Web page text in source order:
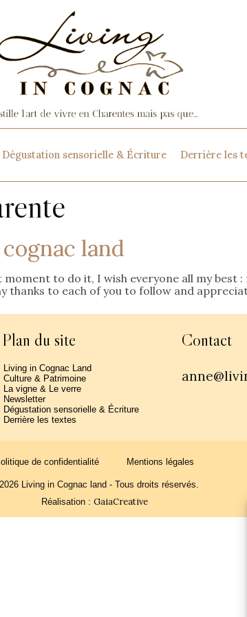
Dégustation sensorielle & Écriture Derrière les
land
moment to do it, I wish everyone all my
thanks to each of you to follow and
Plan du site
Living in Cognac Land
Culture & Patrimoine
La vigne & Le verre
Newsletter
Dégustation sensorielle & Écriture
Derrière les textes
Contact
de confidentialité Mentions légales
Living in Cognac land - Tous droits réservés.
Réalisation : GaiaCreative